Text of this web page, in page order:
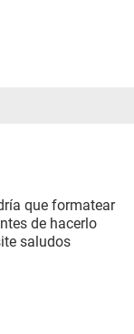
a 64bits o dejarla
que formatear
de hacerlo
saludos